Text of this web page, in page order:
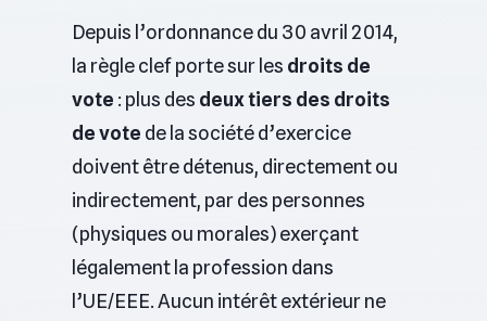
Depuis l’ordonnance du 30 avril 2014,
la règle clef porte sur les droits de
vote : plus des deux tiers des droits
de vote de la société d’exercice
doivent être détenus, directement ou
indirectement, par des personnes
(physiques ou morales) exerçant
légalement la profession dans
l’UE/EEE. Aucun intérêt extérieur ne